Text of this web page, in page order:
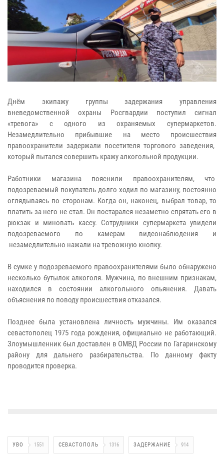
Днём экипажу группы задержания управления
вневедомственной охраны Росгвардии поступил сигнал
«тревога» с одного из охраняемых супермаркетов.
Незамедлительно прибывшие на место происшествия
правоохранители задержали посетителя торгового заведения,
который пытался совершить кражу алкогольной продукции.
Работники магазина пояснили правоохранителям, что
подозреваемый покупатель долго ходил по магазину, постоянно
оглядываясь по сторонам. Когда он, наконец, выбрал товар, то
платить за него не стал. Он постарался незаметно спрятать его в
рюкзак и миновать кассу. Сотрудники супермаркета увидели
подозреваемого по камерам видеонаблюдения и
незамедлительно нажали на тревожную кнопку.
В сумке у подозреваемого правоохранителями было обнаружено
несколько бутылок алкоголя. Мужчина, по внешним признакам,
находился в состоянии алкогольного опьянения. Давать
объяснения по поводу происшествия отказался.
Позднее была установлена личность мужчины. Им оказался
севастополец 1975 года рождения, официально не работающий.
Злоумышленник был доставлен в ОМВД России по Гагаринскому
району для дальнего разбирательства. По данному факту
проводится проверка.
УВО 1551 СЕВАСТОПОЛЬ 1316 ЗАДЕРЖАНИЕ 914